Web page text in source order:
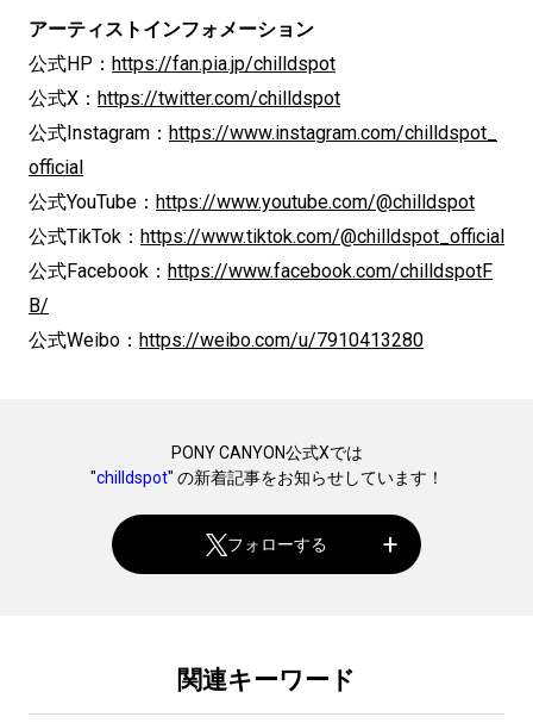
アーティストインフォメーション
公式HP： https://fan.pia.jp/chilldspot
公式X： https://twitter.com/chilldspot
公式Instagram： https://www.instagram.com/chilldspot_
official
公式YouTube： https://www.youtube.com/@chilldspot
公式TikTok： https://www.tiktok.com/@chilldspot_official
公式Facebook： https://www.facebook.com/chilldspotF
B/
公式Weibo： https://weibo.com/u/7910413280
PONY CANYON公式Xでは
"chilldspot" の新着記事をお知らせしています！
フォローする
関連キーワード